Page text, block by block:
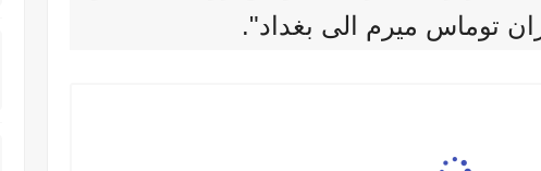
توماس ميرم الى بغداد".